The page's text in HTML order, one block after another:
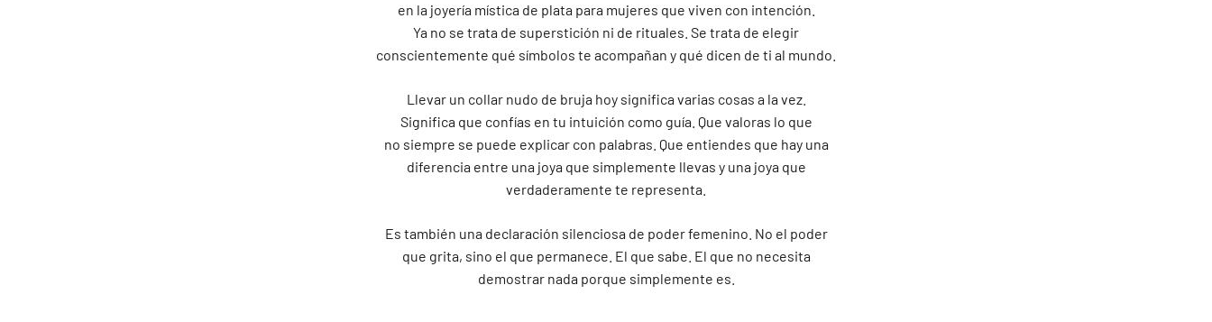
en la joyería mística de plata para mujeres que viven con intención.
Ya no se trata de superstición ni de rituales. Se trata de elegir
conscientemente qué símbolos te acompañan y qué dicen de ti al mundo.
Llevar un collar nudo de bruja hoy significa varias cosas a la vez.
Significa que confías en tu intuición como guía. Que valoras lo que
no siempre se puede explicar con palabras. Que entiendes que hay una
diferencia entre una joya que simplemente llevas y una joya que
verdaderamente te representa.
Es también una declaración silenciosa de poder femenino. No el poder
que grita, sino el que permanece. El que sabe. El que no necesita
demostrar nada porque simplemente es.